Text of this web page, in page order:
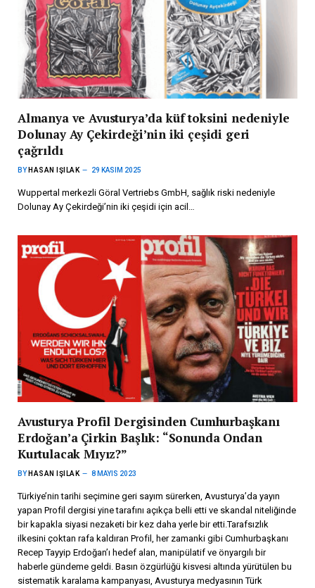
Almanya ve Avusturya’da küf toksini nedeniyle
Dolunay Ay Çekirdeği’nin iki çeşidi geri
çağrıldı
BY HASAN IŞILAK 29 KASIM 2025
Wuppertal merkezli Göral Vertriebs GmbH, sağlık riski nedeniyle
Dolunay Ay Çekirdeği’nin iki çeşidi için acil…
Avusturya Profil Dergisinden Cumhurbaşkanı
Erdoğan’a Çirkin Başlık: “Sonunda Ondan
Kurtulacak Mıyız?”
BY HASAN IŞILAK 8 MAYIS 2023
Türkiye’nin tarihi seçimine geri sayım sürerken, Avusturya’da yayın
yapan Profil dergisi yine tarafını açıkça belli etti ve skandal niteliğinde
bir kapakla siyasi nezaketi bir kez daha yerle bir etti.Tarafsızlık
ilkesini çoktan rafa kaldıran Profil, her zamanki gibi Cumhurbaşkanı
Recep Tayyip Erdoğan’ı hedef alan, manipülatif ve önyargılı bir
haberle gündeme geldi. Basın özgürlüğü kisvesi altında yürütülen bu
sistematik karalama kampanyası, Avusturya medyasının Türk